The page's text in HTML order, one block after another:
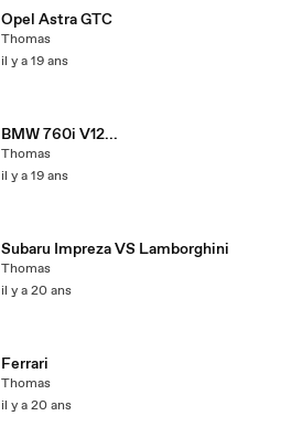
Opel Astra GTC
Thomas
il y a 19 ans
BMW 760i V12...
Thomas
il y a 19 ans
Subaru Impreza VS Lamborghini
Thomas
il y a 20 ans
Ferrari
Thomas
il y a 20 ans